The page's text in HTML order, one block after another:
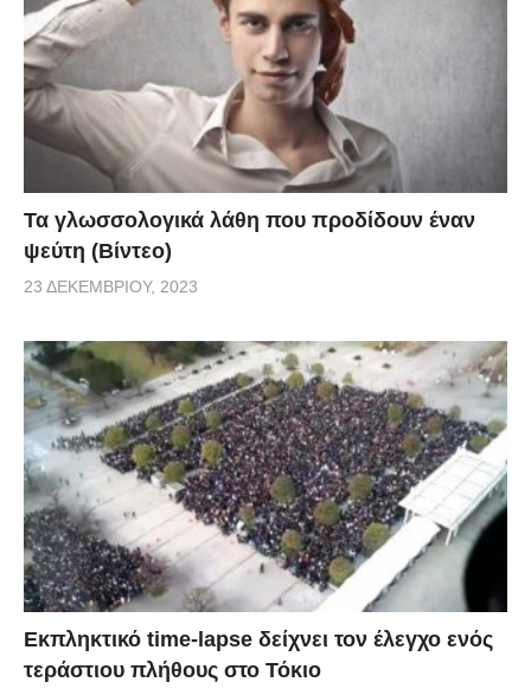
Τα γλωσσολογικά λάθη που προδίδουν έναν
ψεύτη (Βίντεο)
23 ΔΕΚΕΜΒΡΊΟΥ, 2023
Εκπληκτικό time-lapse δείχνει τον έλεγχο ενός
τεράστιου πλήθους στο Τόκιο